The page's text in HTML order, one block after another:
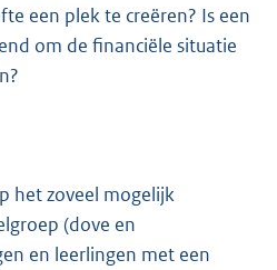
een plek te creëren? Is een
om de financiële situatie
het zoveel mogelijk
(dove en
en leerlingen met een